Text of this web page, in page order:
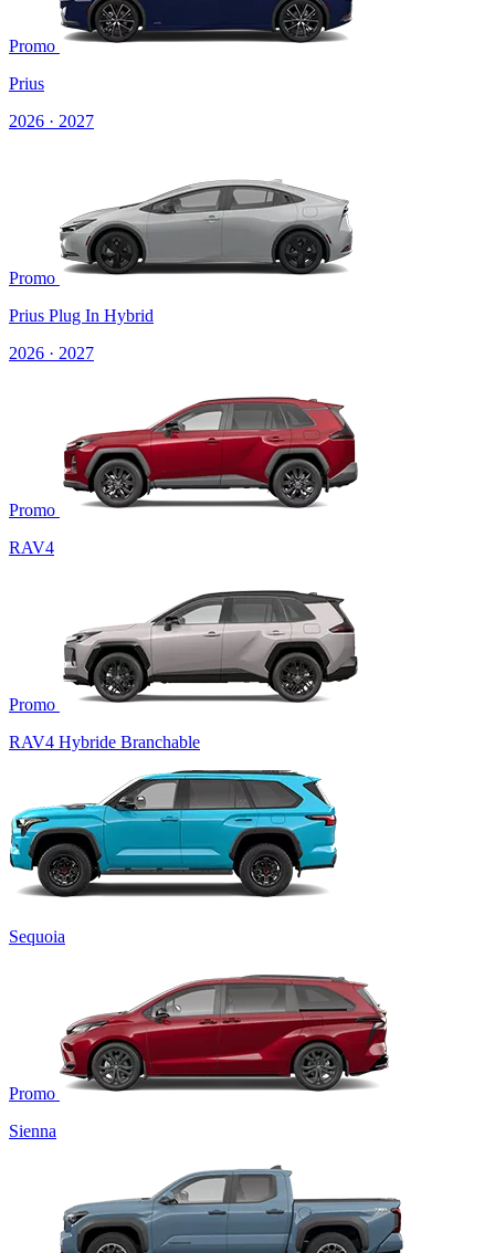
Promo
Prius
2026 · 2027
Promo
Prius Plug In Hybrid
2026 · 2027
Promo
RAV4
Promo
RAV4 Hybride Branchable
Sequoia
Promo
Sienna